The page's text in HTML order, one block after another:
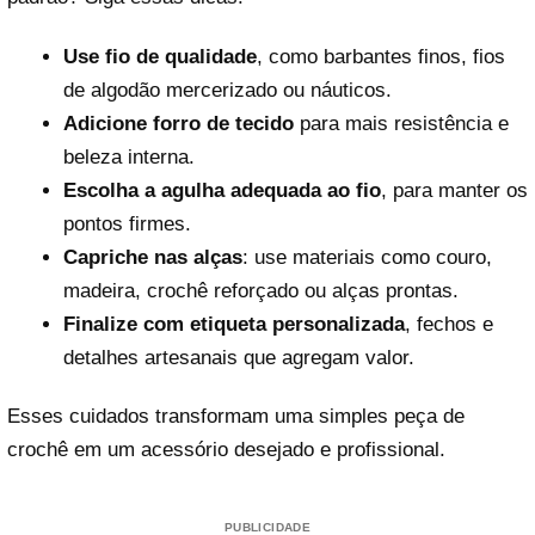
Use fio de qualidade, como barbantes finos, fios
de algodão mercerizado ou náuticos.
Adicione forro de tecidopara mais resistência e
beleza interna.
Escolha a agulha adequada ao fio, para manter os
pontos firmes.
Capriche nas alças: use materiais como couro,
madeira, crochê reforçado ou alças prontas.
Finalize com etiqueta personalizada, fechos e
detalhes artesanais que agregam valor.
Esses cuidados transformam uma simples peça de
crochê em um acessório desejado e profissional.
PUBLICIDADE